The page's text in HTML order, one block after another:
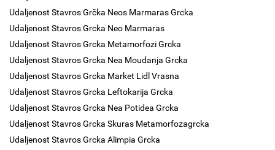
Udaljenost Stavros Grčka Neos Marmaras Grcka
Udaljenost Stavros Grcka Neo Marmaras
Udaljenost Stavros Grcka Metamorfozi Grcka
Udaljenost Stavros Grcka Nea Moudanja Grcka
Udaljenost Stavros Grcka Market Lidl Vrasna
Udaljenost Stavros Grcka Leftokarija Grcka
Udaljenost Stavros Grcka Nea Potidea Grcka
Udaljenost Stavros Grcka Skuras Metamorfozagrcka
Udaljenost Stavros Grcka Alimpia Grcka